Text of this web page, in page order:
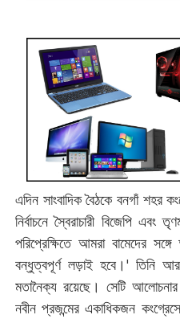
এদিন সাংবাদিক বৈঠকে বনগাঁ শহর
নির্বাচনে স্বৈরাচারী বিজেপি
পরিপ্রেক্ষিতে আমরা বামেদের
বন্ধুত্বপূর্ণ লড়াই হবে।' তিনি
মতানৈক্য রয়েছে। সেটি
নবীন প্রজন্মের একাধিকজন